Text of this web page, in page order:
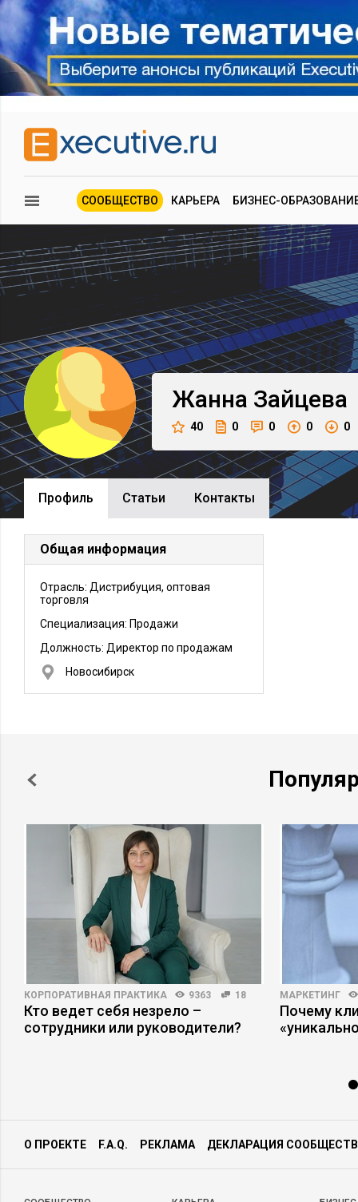
СООБЩЕСТВО КАРЬЕРА БИЗНЕС-
Жанна Зайцева
40 0 0 0 0
Профиль Cтатьи Контакты
Общая информация
Отрасль: Дистрибуция, оптовая
торговля
Специализация: Продажи
Должность: Директор по продажам
Новосибирск
КОРПОРАТИВНАЯ ПРАКТИКА 9363 18
Кто ведет себя незрело –
сотрудники или руководители?
МАРКЕТИНГ
Почему
О ПРОЕКТЕ F.A.Q. РЕКЛАМА ДЕКЛАРАЦИЯ